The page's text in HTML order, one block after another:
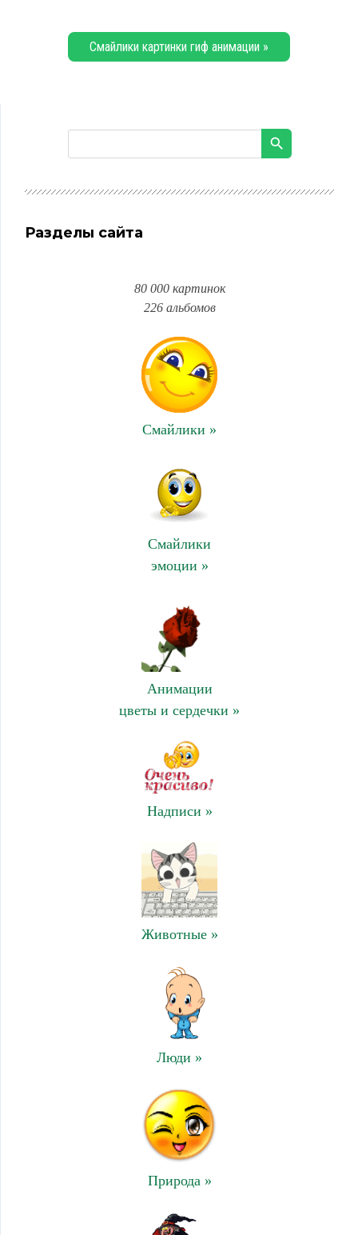
Смайлики картинки гиф анимации »
Разделы сайта
80 000 картинок
226 альбомов
Смайлики »
Смайлики
эмоции »
Анимации
цветы и сердечки »
Надписи »
Животные »
Люди »
Природа »